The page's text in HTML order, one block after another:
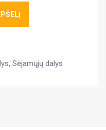
, Sėjamųjų dalys